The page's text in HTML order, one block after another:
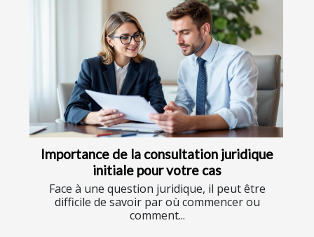
Importance de la consultation juridique
initiale pour votre cas
Face à une question juridique, il peut être
difficile de savoir par où commencer ou
comment...